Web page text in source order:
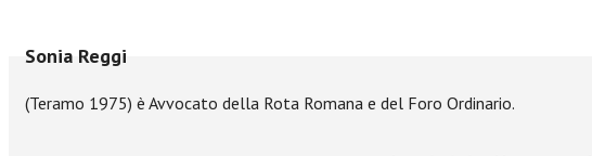
Sonia Reggi
(Teramo 1975) è Avvocato della Rota Romana e del Foro Ordinario.